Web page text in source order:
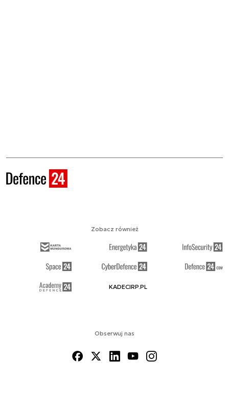
Obserwuj nas
Zobacz również
KADECIRP.PL